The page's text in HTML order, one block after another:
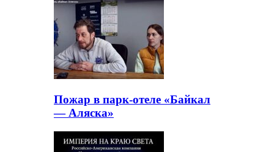
Пожар в парк-отеле «Байкал
— Аляска»